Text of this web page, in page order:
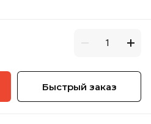
Быстрый заказ